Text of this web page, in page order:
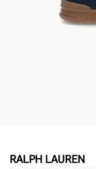
RALPH LAUREN